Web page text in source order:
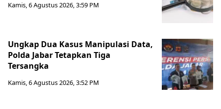
Kamis, 6 Agustus 2026, 3:59 PM
Ungkap Dua Kasus Manipulasi Data,
Polda Jabar Tetapkan Tiga
Tersangka
Kamis, 6 Agustus 2026, 3:52 PM